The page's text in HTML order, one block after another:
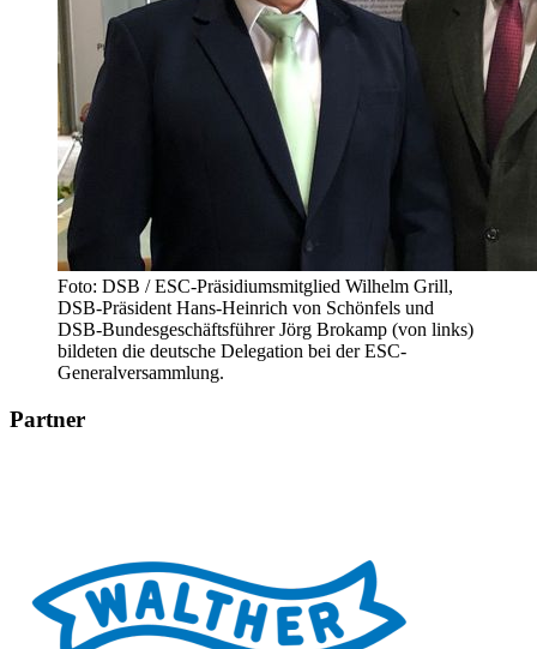
Foto: DSB / ESC-Präsidiumsmitglied Wilhelm Grill,
DSB-Präsident Hans-Heinrich von Schönfels und
DSB-Bundesgeschäftsführer Jörg Brokamp (von links)
bildeten die deutsche Delegation bei der ESC-
Generalversammlung.
Partner